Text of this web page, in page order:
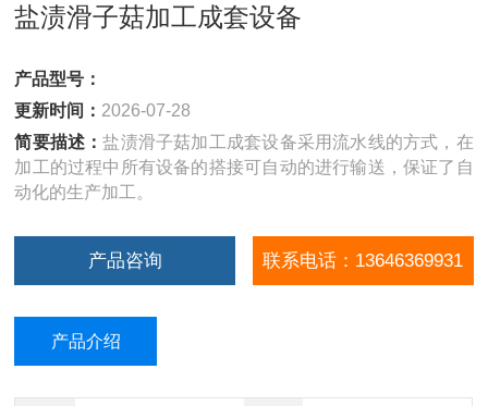
盐渍滑子菇加工成套设备
产品型号：
更新时间： 2026-07-28
简要描述：盐渍滑子菇加工成套设备采用流水线的方式，在
加工的过程中所有设备的搭接可自动的进行输送，保证了自
动化的生产加工。
产品咨询 联系电话：13646369931
产品介绍